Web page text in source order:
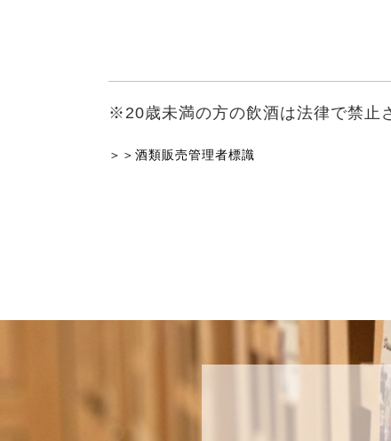
※20歳未満の方の飲酒は法律で禁止
＞＞酒類販売管理者標識